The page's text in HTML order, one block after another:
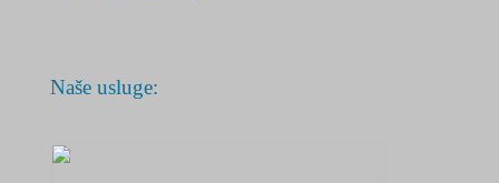
Naše usluge: